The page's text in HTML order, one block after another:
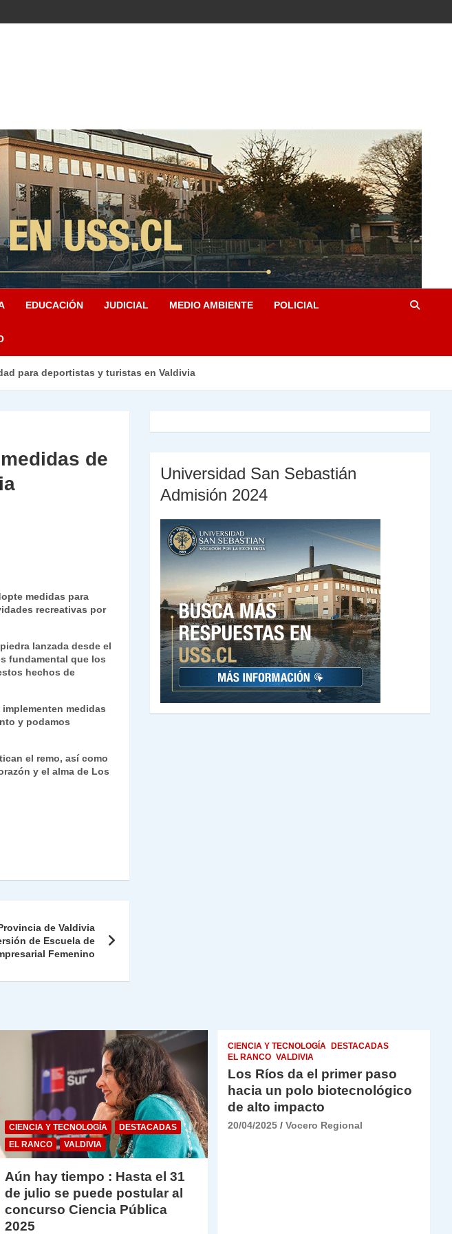
EDUCACIÓN JUDICIAL MEDIO AMBIENTE POLICIAL
para deportistas y turistas en Valdivia
de
medidas para
recreativas por
lanzada desde el
fundamental que los
hechos de
medidas
y podamos
el remo, así como
y el alma de Los
de Valdivia
de Escuela de
Femenino
Universidad San Sebastián
Admisión 2024
CIENCIA Y TECNOLOGÍA
DESTACADAS
EL RANCO
VALDIVIA
Aún hay tiempo : Hasta el 31
de julio se puede postular al
concurso Ciencia Pública
2025
CIENCIA Y TECNOLOGÍA
DESTACADAS
EL RANCO VALDIVIA
Los Ríos da el primer paso
hacia un polo biotecnológico
de alto impacto
20/04/2025 Vocero Regional